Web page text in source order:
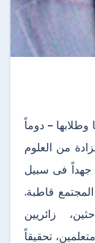
وطلابها – دوماً
من العلوم
جهداً فى سبيل
المجتمع قاطبة.
زائريين
تحقيقاً